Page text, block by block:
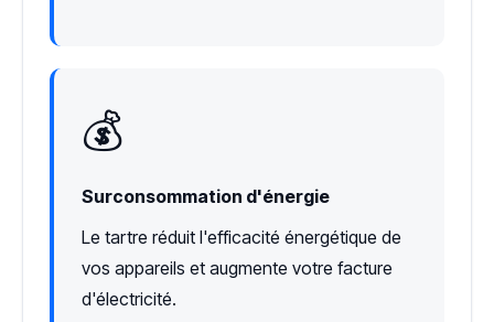
💰
Surconsommation d'énergie
Le tartre réduit l'efficacité énergétique de
vos appareils et augmente votre facture
d'électricité.